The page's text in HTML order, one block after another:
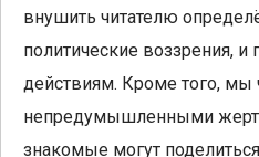
внушить читателю
политические воззрения,
действиям. Кроме того, мы
непредумышленными
знакомые могут